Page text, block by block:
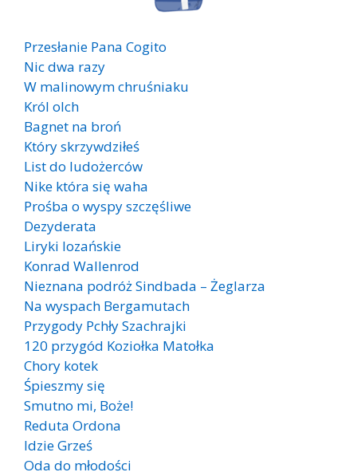
Przesłanie Pana Cogito
Nic dwa razy
W malinowym chruśniaku
Król olch
Bagnet na broń
Który skrzywdziłeś
List do ludożerców
Nike która się waha
Prośba o wyspy szczęśliwe
Dezyderata
Liryki lozańskie
Konrad Wallenrod
Nieznana podróż Sindbada – Żeglarza
Na wyspach Bergamutach
Przygody Pchły Szachrajki
120 przygód Koziołka Matołka
Chory kotek
Śpieszmy się
Smutno mi, Boże!
Reduta Ordona
Idzie Grześ
Oda do młodości